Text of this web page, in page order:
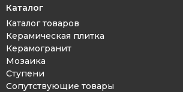
Каталог
Каталог товаров
Керамическая плитка
Керамогранит
Мозаика
Ступени
Сопутствующие товары